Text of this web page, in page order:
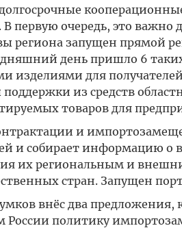
первую очередь, это
региона запущен прямой
день пришло 6
для
из средств
товаров для
и
и собирает информацию о
их региональным и
стран. Запущен
внёс два
России политику